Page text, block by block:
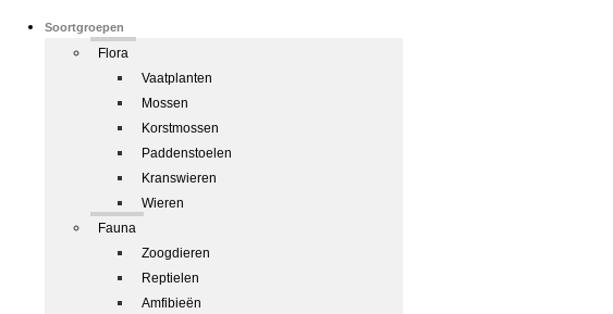
Soortgroepen
Flora
Vaatplanten
Mossen
Korstmossen
Paddenstoelen
Kranswieren
Wieren
Fauna
Zoogdieren
Reptielen
Amfibieën